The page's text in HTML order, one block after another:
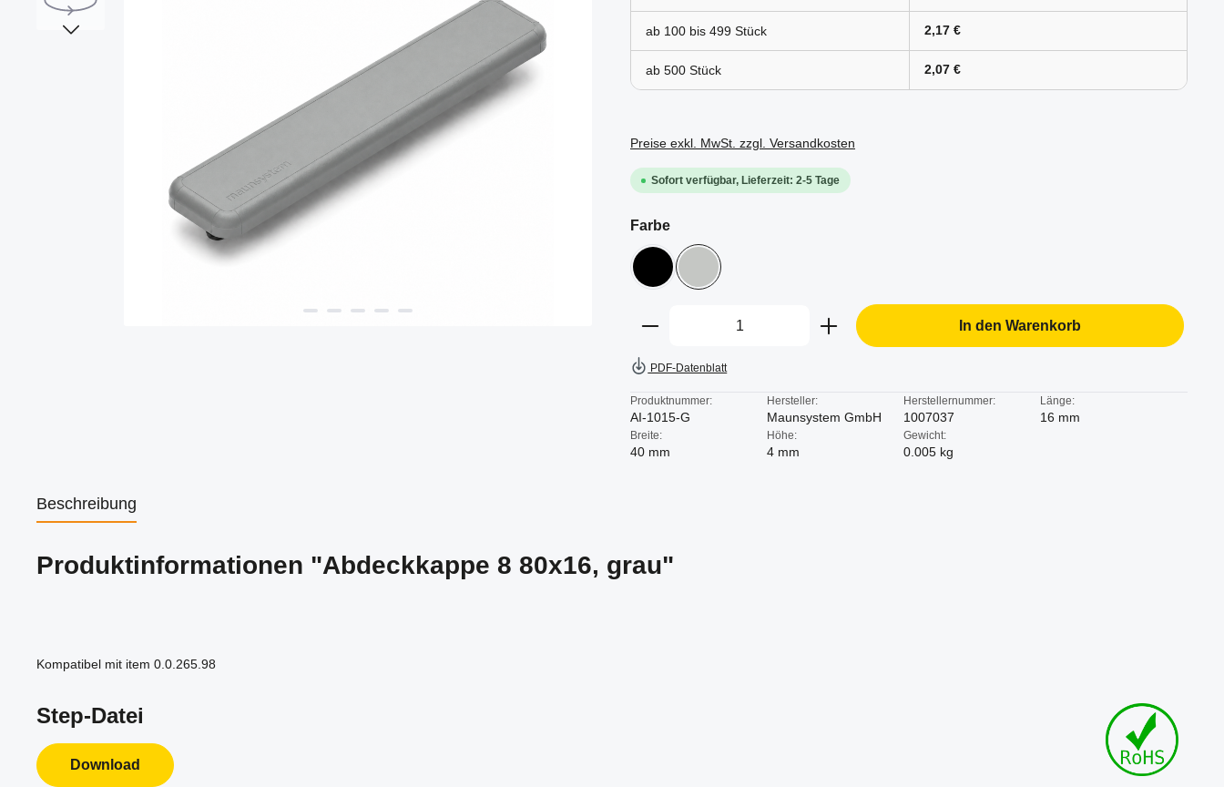
ab 100 bis 499 2,17 €
ab 500 2,07 €
Preise exkl. MwSt. zzgl. Versandkosten
Sofort verfügbar, Lieferzeit: 2-5 Tage
Farbeauswählen
schwarz grau
Produkt Anzahl: Gib den gewünschten Wert ein oder
In den Warenkorb
PDF-Datenblatt
Produktnummer:
AI-1015-G
Hersteller:
Maunsystem GmbH
Herstellernummer:
1007037
Länge:
16 mm
Breite:
40 mm
Höhe:
4 mm
Gewicht:
0.005 kg
Beschreibung
Produktinformationen "Abdeckkappe 8 80x16, grau"
Kompatibel mit item 0.0.265.98
Step-Datei
Download